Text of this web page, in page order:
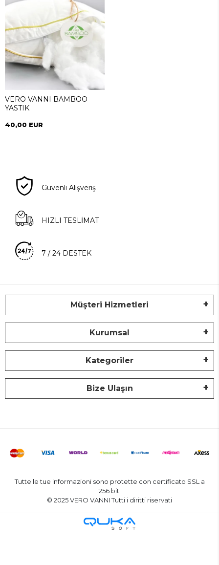
VERO VANNI BAMBOO
YASTIK
40,00 EUR
Güvenli Alışveriş
HIZLI TESLİMAT
7 / 24 DESTEK
Müşteri Hizmetleri
Kurumsal
Kategoriler
Bize Ulaşın
Tutte le tue informazioni sono protette con certificato SSL a
256 bit.
© 2025 VERO VANNI Tutti i diritti riservati